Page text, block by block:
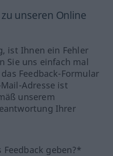
unseren Online
ist Ihnen ein Fehler
Sie uns einfach mal
Feedback-Formular
Adresse ist
unserem
Ihrer
geben?*